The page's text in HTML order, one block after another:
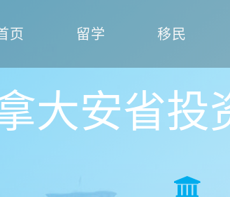
页 留学 移民
大安省投